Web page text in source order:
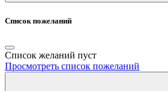
Список пожеланий
Список желаний пуст
Просмотреть список пожеланий